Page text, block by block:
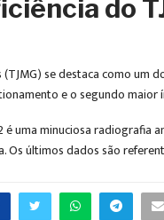
do
se destaca como um
e o segundo
é uma minuciosa
Os últimos dados são